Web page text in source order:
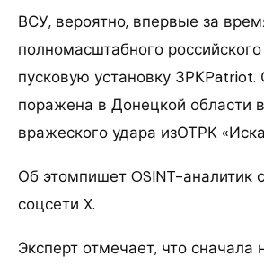
ВСУ, вероятно, впервые за
полномасштабного
пусковую установку
поражена в Донецкой области в
вражеского удара изОТРК
Об этомпишет OSINT-аналитик
соцсети X.
Эксперт отмечает, что сначала